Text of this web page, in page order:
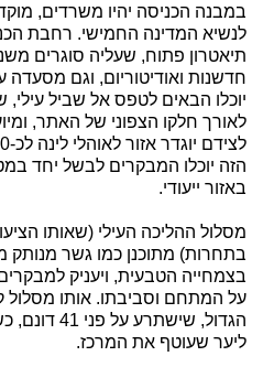
במבנה הכניסה יהיו משרדים,
לנשיא המדינה החמישי. רחבת
תיאטרון פתוח, שעליה סוגרים
חדשנות ואודיטוריום, וגם
יוכלו הבאים לטפס אל שביל עילי,
הזה יוכלו המבקרים לבשל יחד
באזור ייעודי.
מסלול ההליכה העילי (שאותו
בתחרות) מתוכנן כמו גשר מנותק
בצמחייה הטבעית, ויעניק
על המתחם וסביבתו. אותו מסלול
הגדול,
ליער שעוטף את המרכז.